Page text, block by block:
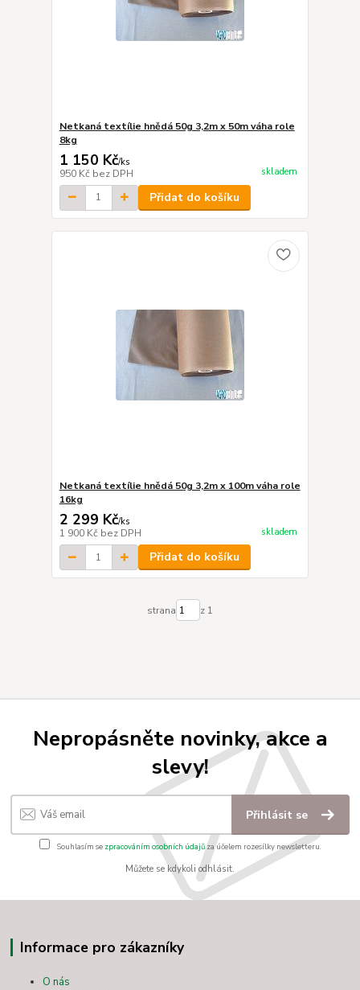
Netkaná textílie hnědá 50g 3,2m x 50m váha role
8kg
1 150 Kč/ks
950 Kč bez DPH skladem
Přidat do košíku
Netkaná textílie hnědá 50g 3,2m x 100m váha role
16kg
2 299 Kč/ks
1 900 Kč bez DPH skladem
Přidat do košíku
strana z 1
Nepropásněte novinky, akce a
slevy!
Přihlásit se
Souhlasím se zpracováním osobních údajůza účelem rozesílky newsletteru.
Můžete se kdykoli odhlásit.
Informace pro zákazníky
O nás